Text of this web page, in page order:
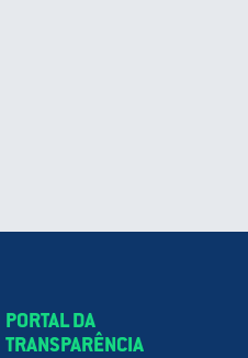
PORTAL DA
TRANSPARÊNCIA